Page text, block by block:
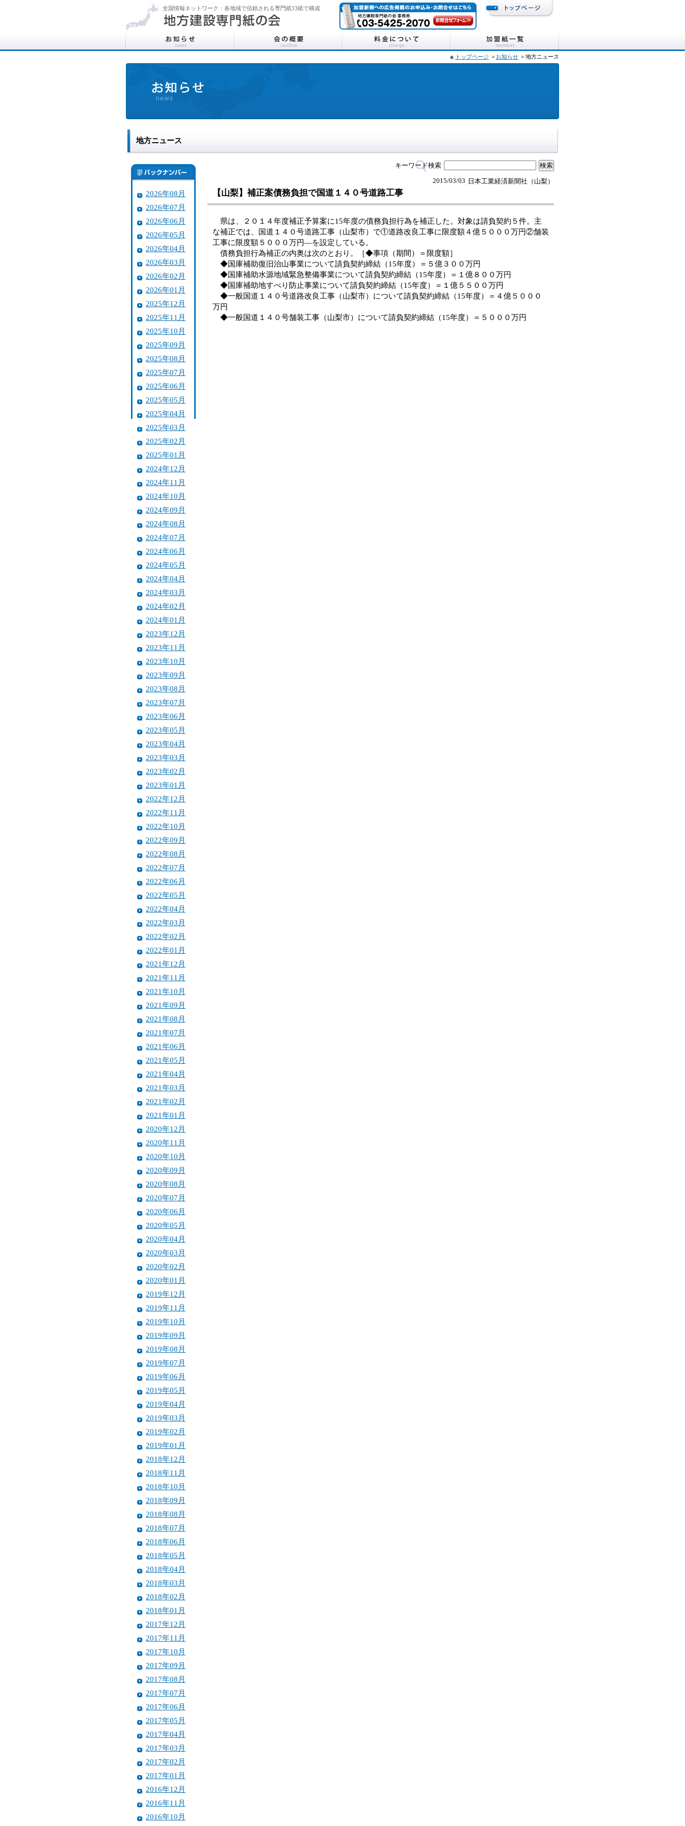
全国情報ネットワーク：各地域で信頼される専門紙33紙で構成
トップページ ＞ お知らせ ＞地方ニュース
地方ニュース
2026年08月
2026年07月
2026年06月
2026年05月
2026年04月
2026年03月
2026年02月
2026年01月
2025年12月
2025年11月
2025年10月
2025年09月
2025年08月
2025年07月
2025年06月
2025年05月
2025年04月
2025年03月
2025年02月
2025年01月
2024年12月
2024年11月
2024年10月
2024年09月
2024年08月
2024年07月
2024年06月
2024年05月
2024年04月
2024年03月
2024年02月
2024年01月
2023年12月
2023年11月
2023年10月
2023年09月
2023年08月
2023年07月
2023年06月
2023年05月
2023年04月
2023年03月
2023年02月
2023年01月
2022年12月
2022年11月
2022年10月
2022年09月
2022年08月
2022年07月
2022年06月
2022年05月
2022年04月
2022年03月
2022年02月
2022年01月
2021年12月
2021年11月
2021年10月
2021年09月
2021年08月
2021年07月
2021年06月
2021年05月
2021年04月
2021年03月
2021年02月
2021年01月
2020年12月
2020年11月
2020年10月
2020年09月
2020年08月
2020年07月
2020年06月
2020年05月
2020年04月
2020年03月
2020年02月
2020年01月
2019年12月
2019年11月
2019年10月
2019年09月
2019年08月
2019年07月
2019年06月
2019年05月
2019年04月
2019年03月
2019年02月
2019年01月
2018年12月
2018年11月
2018年10月
2018年09月
2018年08月
2018年07月
2018年06月
2018年05月
2018年04月
2018年03月
2018年02月
2018年01月
2017年12月
2017年11月
2017年10月
2017年09月
2017年08月
2017年07月
2017年06月
2017年05月
2017年04月
2017年03月
2017年02月
2017年01月
2016年12月
2016年11月
2016年10月
キーワード検索
日本工業経済新聞社（山梨）
2015/03/03
【山梨】補正案債務負担で国道１４０号道路工事
県は、２０１４年度補正予算案に15年度の債務負担行為を補正した。対象は請負契約５件。主
な補正では、国道１４０号道路工事（山梨市）で①道路改良工事に限度額４億５０００万円②舗装
工事に限度額５０００万円―を設定している。
債務負担行為補正の内奥は次のとおり。［◆事項（期間）＝限度額］
◆国庫補助復旧治山事業について請負契約締結（15年度）＝５億３００万円
◆国庫補助水源地域緊急整備事業について請負契約締結（15年度）＝１億８００万円
◆国庫補助地すべり防止事業について請負契約締結（15年度）＝１億５５００万円
◆一般国道１４０号道路改良工事（山梨市）について請負契約締結（15年度）＝４億５０００
万円
◆一般国道１４０号舗装工事（山梨市）について請負契約締結（15年度）＝５０００万円